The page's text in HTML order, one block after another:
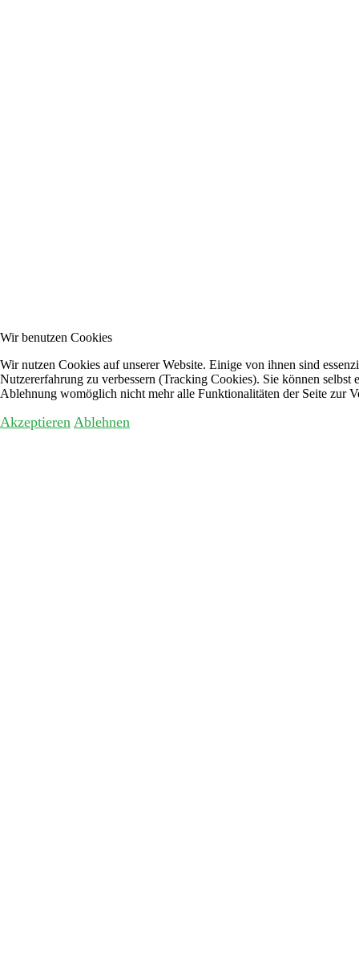
Wir benutzen Cookies
Wir nutzen Cookies auf unserer Website. Einige von ihnen sind
Nutzererfahrung zu verbessern (Tracking Cookies). Sie können selbst
Ablehnung womöglich nicht mehr alle Funktionalitäten der Seite zur
Akzeptieren Ablehnen